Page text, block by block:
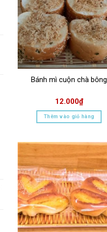
Bánh mì cuộn chà bông
12.000₫
Thêm vào giỏ hàng